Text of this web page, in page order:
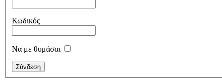
Κωδικός
Να με θυμάσαι